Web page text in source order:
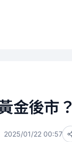
金後市？
2025/01/22 00:57